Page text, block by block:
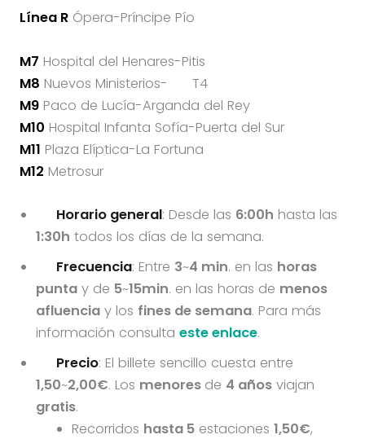
Línea RÓpera-Príncipe Pío
M7 Hospital del Henares-Pitis
M8 Nuevos Ministerios-
T4
M9Paco de Lucía-Arganda del Rey
M10 Hospital Infanta Sofía-Puerta del Sur
M11 Plaza Elíptica-La Fortuna
M12 Metrosur
Horario general: Desde las 6:00h hasta las
1:30h todos los días de la semana.
Frecuencia: Entre 3~4 min. en las horas
puntay de 5~15min. en las horas de menos
afluenciay los fines de semana. Para más
información consulta este enlace.
Precio: El billete sencillo cuesta entre
1,50~2,00€. Los menores de 4 añosviajan
gratis.
Recorridos hasta 5 estaciones1,50€,